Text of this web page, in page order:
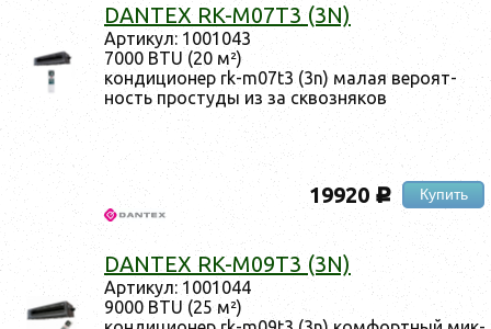
DANTEX RK-M07T3 (3N)
Ар­ти­кул: 1001043
7000 BTU (20 м²)
кон­ди­ци­онер rk-m07t3 (3n) ма­лая ве­ро­ят­
ность прос­ту­ды из за сквоз­ня­ков
19920 c Купить
DANTEX RK-M09T3 (3N)
Ар­ти­кул: 1001044
9000 BTU (25 м²)